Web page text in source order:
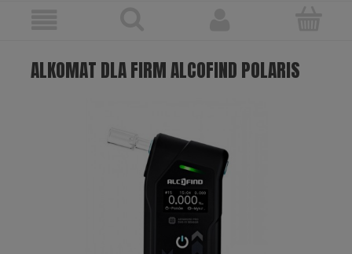
ALKOMAT DLA FIRM ALCOFIND POLARIS